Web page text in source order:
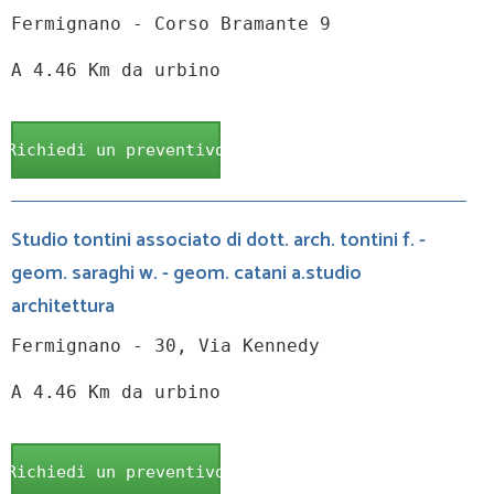
Fermignano - Corso Bramante 9
A 4.46 Km da urbino
Richiedi un preventivo
Studio tontini associato di dott. arch. tontini f. -
geom. saraghi w. - geom. catani a.studio
architettura
Fermignano - 30, Via Kennedy
A 4.46 Km da urbino
Richiedi un preventivo